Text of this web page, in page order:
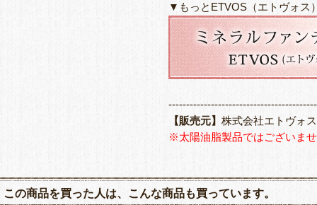
▼もっとETVOS（エトヴォス
【販売元】 株式会社エトヴォス
※太陽油脂製品ではございま
この商品を買った人は、こんな商品も買っています。